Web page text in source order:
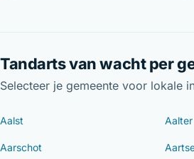
Tandarts van wacht per
Selecteer je gemeente voor lokale
Aalst Aalter
Aarschot